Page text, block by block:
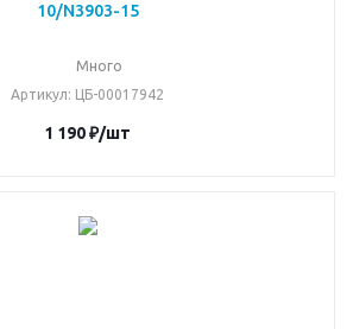
10/N3903-15
Много
Артикул: ЦБ-00017942
1 190₽/шт